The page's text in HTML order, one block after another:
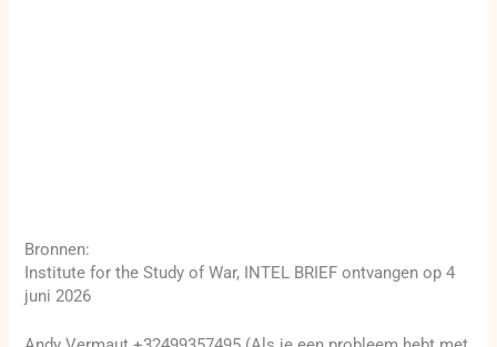
Bronnen:
Institute for the Study of War, INTEL BRIEF ontvangen op 4
juni 2026